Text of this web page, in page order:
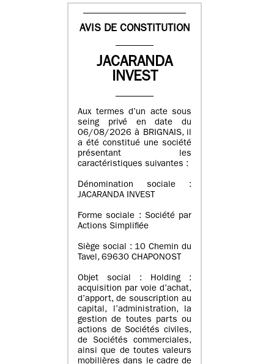
AVIS DE CONSTITUTION
JACARANDA
INVEST
Aux termes d’un acte sous
seing privé en date du
06/08/2026 à BRIGNAIS, il
a été constitué une société
présentant les
caractéristiques suivantes :
Dénomination sociale :
JACARANDA INVEST
Forme sociale : Société par
Actions Simplifiée
Siège social : 10 Chemin du
Tavel, 69630 CHAPONOST
Objet social : Holding :
acquisition par voie d’achat,
d’apport, de souscription au
capital, l’administration, la
gestion de toutes parts ou
actions de Sociétés civiles,
de Sociétés commerciales,
ainsi que de toutes valeurs
mobilières dans le cadre de